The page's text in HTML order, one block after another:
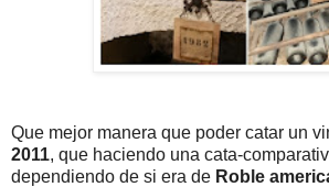
Que mejor manera que poder catar un
2011, que haciendo una cata-
dependiendo de si era de Roble